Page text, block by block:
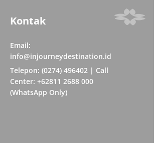
Kontak
Email:
info@injourneydestination.id
Telepon: (0274) 496402 | Call
Center: +62811 2688 000
(WhatsApp Only)